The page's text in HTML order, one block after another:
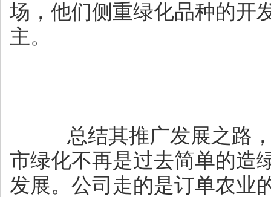
场，他们侧重绿化品种的开
主。
总结其推广发展之路，
市绿化不再是过去简单的造
发展。公司走的是订单农业